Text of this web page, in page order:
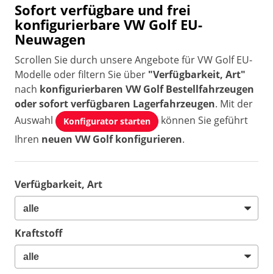
Sofort verfügbare und frei
konfigurierbare VW Golf EU-
Neuwagen
Scrollen Sie durch unsere Angebote für VW Golf EU-
Modelle oder filtern Sie über "Verfügbarkeit, Art"
nach konfigurierbaren VW Golf Bestellfahrzeugen
oder sofort verfügbaren Lagerfahrzeugen. Mit der
Auswahl
Konfigurator starten
können Sie geführt
Ihren neuen VW Golf konfigurieren.
Verfügbarkeit, Art
Kraftstoff